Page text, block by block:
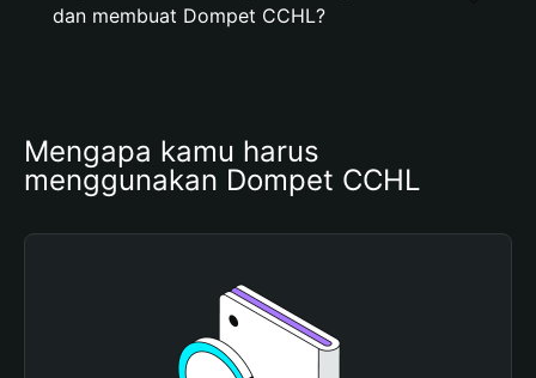
dan membuat Dompet CCHL?
Mengapa kamu harus
menggunakan Dompet CCHL